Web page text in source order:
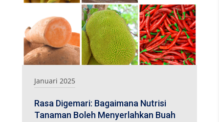
Januari 2025
Rasa Digemari: Bagaimana Nutrisi
Tanaman Boleh Menyerlahkan Buah